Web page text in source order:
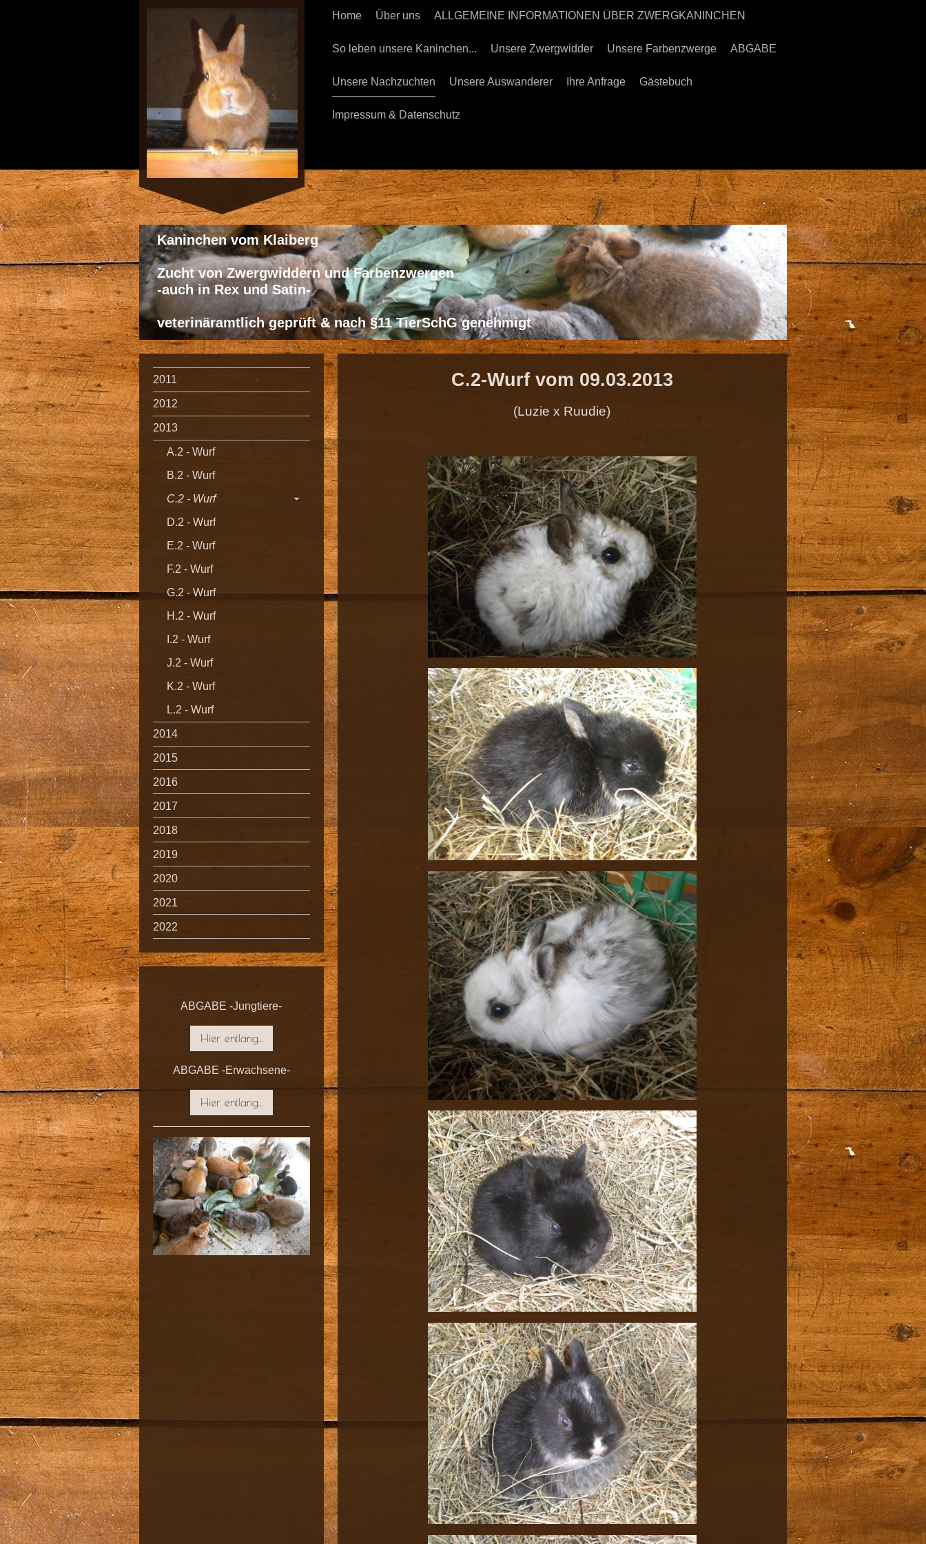
Home Über uns ALLGEMEINE INFORMATIONEN ÜBER ZWERGKANINCHEN
So leben unsere Kaninchen... Unsere Zwergwidder Unsere Farbenzwerge ABGABE
Unsere Nachzuchten Unsere Auswanderer Ihre Anfrage Gästebuch
Impressum & Datenschutz
Kaninchen vom Klaiberg
Zucht von Zwergwiddern und Farbenzwergen
-auch in Rex und Satin-
veterinäramtlich geprüft & nach §11 TierSchG genehmigt
C.2-Wurf vom 09.03.2013
(Luzie x Ruudie)
2011
2012
2013
A.2 - Wurf
B.2 - Wurf
C.2 - Wurf
D.2 - Wurf
E.2 - Wurf
F.2 - Wurf
G.2 - Wurf
H.2 - Wurf
I.2 - Wurf
J.2 - Wurf
K.2 - Wurf
L.2 - Wurf
2014
2015
2016
2017
2018
2019
2020
2021
2022
ABGABE -Jungtiere-
Hier entlang...
ABGABE -Erwachsene-
Hier entlang...